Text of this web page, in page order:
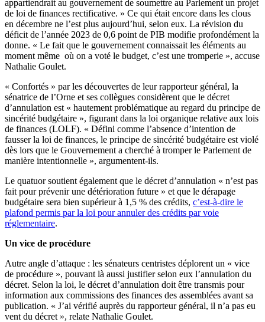
appartiendrait au gouvernement de soumettre au Parlement un projet
de loi de finances rectificative. » Ce qui était encore dans les clous
en décembre ne l’est plus aujourd’hui, selon eux. La révision du
déficit de l’année 2023 de 0,6 point de PIB modifie profondément la
donne. « Le fait que le gouvernement connaissait les éléments au
moment même où on a voté le budget, c’est une tromperie », accuse
Nathalie Goulet.
« Confortés » par les découvertes de leur rapporteur général, la
sénatrice de l’Orne et ses collègues considèrent que le décret
d’annulation est « hautement problématique au regard du principe de
sincérité budgétaire », figurant dans la loi organique relative aux lois
de finances (LOLF). « Défini comme l’absence d’intention de
fausser la loi de finances, le principe de sincérité budgétaire est violé
dès lors que le Gouvernement a cherché à tromper le Parlement de
manière intentionnelle », argumentent-ils.
Le quatuor soutient également que le décret d’annulation « n’est pas
fait pour prévenir une détérioration future » et que le dérapage
budgétaire sera bien supérieur à 1,5 % des crédits, c’est-à-dire le
plafond permis par la loi pour annuler des crédits par voie
réglementaire.
Un vice de procédure
Autre angle d’attaque : les sénateurs centristes déplorent un « vice
de procédure », pouvant là aussi justifier selon eux l’annulation du
décret. Selon la loi, le décret d’annulation doit être transmis pour
information aux commissions des finances des assemblées avant sa
publication. « J’ai vérifié auprès du rapporteur général, il n’a pas eu
vent du décret », relate Nathalie Goulet.